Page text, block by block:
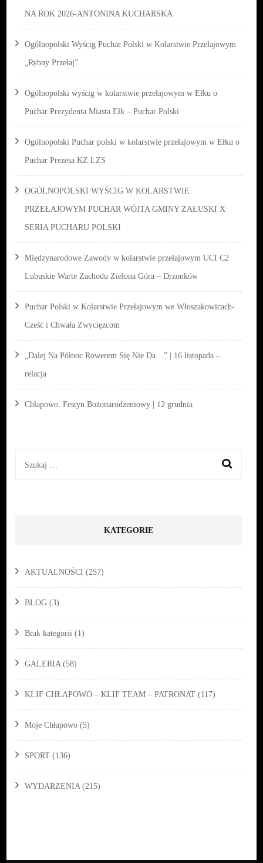
NA ROK 2026-ANTONINA KUCHARSKA
Ogólnopolski Wyścig Puchar Polski w Kolarstwie Przełajowym
„Rybny Przełaj”
Ogólnopolski wyścig w kolarstwie przełajowym w Ełku o
Puchar Prezydenta Miasta Ełk – Puchar Polski
Ogólnopolski Puchar polski w kolarstwie przełajowym w Ełku o
Puchar Prezesa KZ LZS
OGÓLNOPOLSKI WYŚCIG W KOLARSTWIE
PRZEŁAJOWYM PUCHAR WÓJTA GMINY ZAŁUSKI X
SERIA PUCHARU POLSKI
Międzynarodowe Zawody w kolarstwie przełajowym UCI C2
Lubuskie Warte Zachodu Zielona Góra – Drzonków
Puchar Polski w Kolarstwie Przełajowym we Włoszakowicach-
Cześć i Chwała Zwycięzcom
„Dalej Na Północ Rowerem Się Nie Da…” | 16 listopada –
relacja
Chłapowo. Festyn Bożonarodzeniowy | 12 grudnia
Szukaj:
KATEGORIE
AKTUALNOŚCI (257)
BLOG (3)
Brak kategorii (1)
GALERIA (58)
KLIF CHŁAPOWO – KLIF TEAM – PATRONAT (117)
Moje Chłapowo (5)
SPORT (136)
WYDARZENIA (215)